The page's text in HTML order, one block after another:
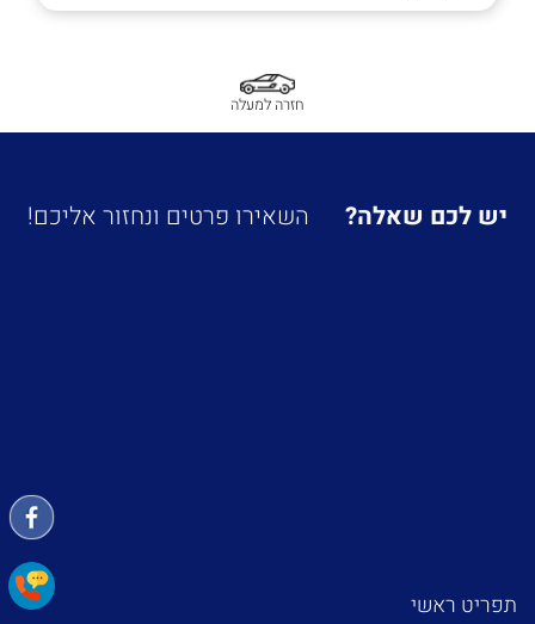
חזרה למעלה
יש לכם שאלה? השאירו פרטים ונחזור אליכם!
תפריט ראשי